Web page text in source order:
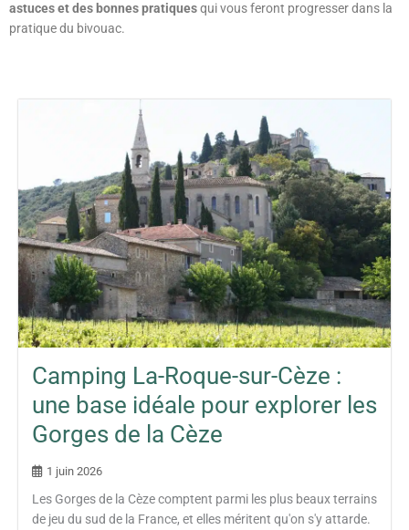
astuces et des bonnes pratiquesqui vous feront progresser dans la
pratique du bivouac.
Camping La-Roque-sur-Cèze :
une base idéale pour explorer les
Gorges de la Cèze
1 juin 2026
Les Gorges de la Cèze comptent parmi les plus beaux terrains
de jeu du sud de la France, et elles méritent qu'on s'y attarde.